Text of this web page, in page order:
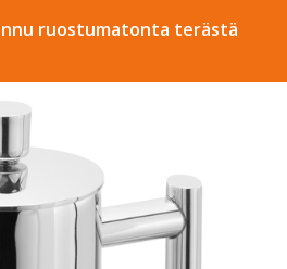
ruostumatonta terästä